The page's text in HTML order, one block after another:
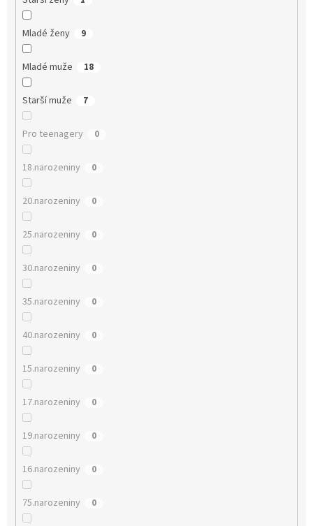
Mladé ženy 9
Mladé muže 18
Starší muže 7
Pro teenagery 0
18.narozeniny 0
20.narozeniny 0
25.narozeniny 0
30.narozeniny 0
35.narozeniny 0
40.narozeniny 0
15.narozeniny 0
17.narozeniny 0
19.narozeniny 0
16.narozeniny 0
75.narozeniny 0